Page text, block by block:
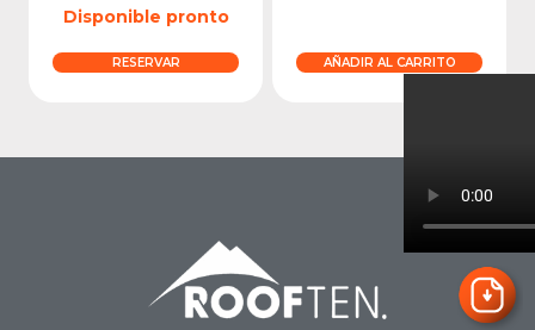
Disponible pronto
RESERVAR AÑADIR AL CARRITO